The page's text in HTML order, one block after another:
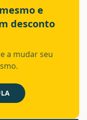
e
desconto
a mudar seu